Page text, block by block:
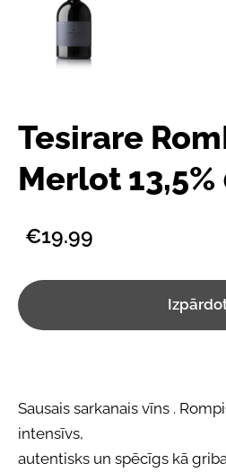
Tesirare
Merlot 13,5%
€19.99
Sausais sarkanais vīns .
intensīvs,
autentisks un spēcīgs kā